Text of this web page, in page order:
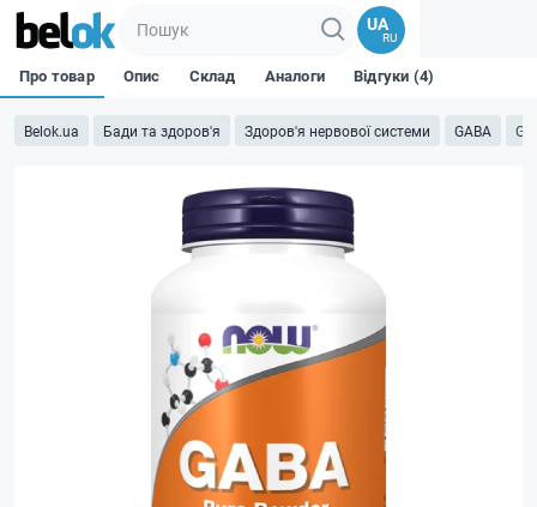
UA
RU
Belok.ua Бади та здоров'я Здоров'я нервової системи GABA
Про товар Опис Склад Аналоги Відгуки (4)